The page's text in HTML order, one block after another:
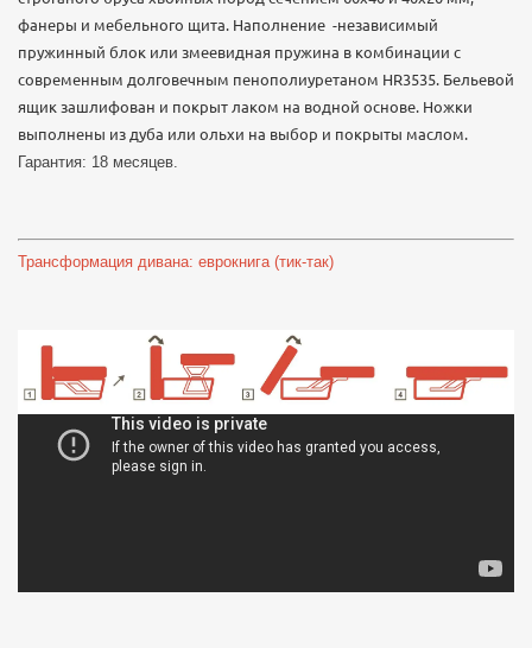
фанеры и мебельного щита. Наполнение -независимый
пружинный блок или змеевидная пружина в комбинации с
современным долговечным пенополиуретаном HR3535. Бельевой
ящик зашлифован и покрыт лаком на водной основе. Ножки
выполнены из дуба или ольхи на выбор и покрыты маслом.
Гарантия: 18 месяцев.
Трансформация дивана: еврокнига (тик-так)